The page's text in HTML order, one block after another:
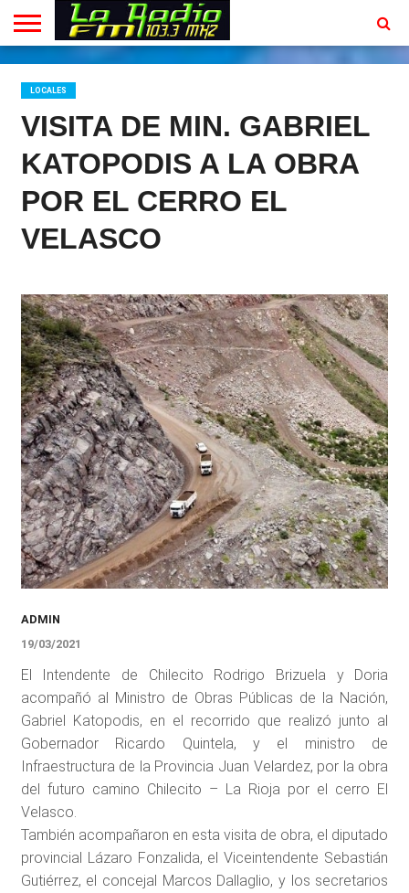
INICIO
EN
VIVO
PROGRAMACION
CONTACTO
LOCALES
VISITA DE MIN. GABRIEL
KATOPODIS A LA OBRA
POR EL CERRO EL
VELASCO
ADMIN
19/03/2021
El Intendente de Chilecito Rodrigo Brizuela y Doria
acompañó al Ministro de Obras Públicas de la Nación,
Gabriel Katopodis, en el recorrido que realizó junto al
Gobernador Ricardo Quintela, y el ministro de
Infraestructura de la Provincia Juan Velardez, por la obra
del futuro camino Chilecito – La Rioja por el cerro El
Velasco.
También acompañaron en esta visita de obra, el diputado
provincial Lázaro Fonzalida, el Viceintendente Sebastián
Gutiérrez, el concejal Marcos Dallaglio, y los secretarios